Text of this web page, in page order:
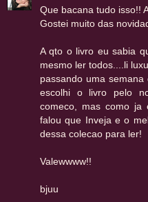
Que bacana tudo isso!!
Gostei muito das
A qto o livro eu sabia
mesmo ler todos....li
passando uma
escolhi o livro pelo
comeco, mas como ja
falou que Inveja e o
dessa colecao para ler!
Valewwww!!
bjuu